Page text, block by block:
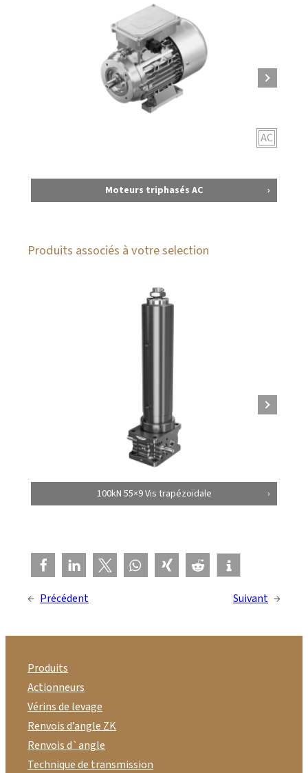
AC
Moteurs triphasés AC
Produits associés à votre selection
100kN 55×9 Vis trapézoïdale
← Précédent Suivant →
Produits
Actionneurs
Vérins de levage
Renvois d’angle ZK
Renvois d`angle
Technique de transmission